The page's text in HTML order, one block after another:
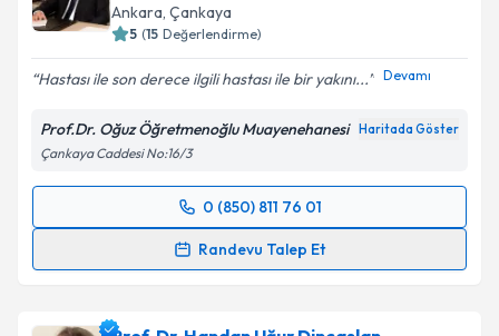
Ankara, Çankaya
5 (15 Değerlendirme)
Hastası ile son derece ilgili hastası ile bir yakını... Devamı
Prof.Dr. Oğuz Öğretmenoğlu Muayenehanesi Haritada Göster
Çankaya Caddesi No:16/3
0 (850) 811 76 01
Randevu Talep Et
Randevu Takvimi Talebi